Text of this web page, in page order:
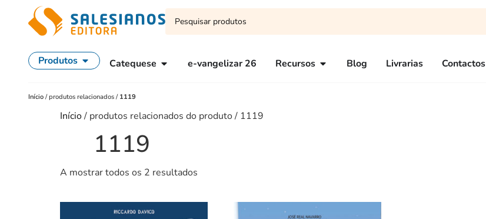
Produtos Catequese e-vangelizar 26 Recursos Blog Livrarias Contactos
Início /produtos relacionados / 1119
Início/ produtos relacionados do produto / 1119
1119
A mostrar todos os 2 resultados